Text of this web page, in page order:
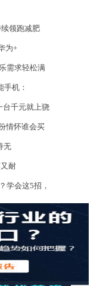
领跑减肥
为+
需求轻松满
手机：
台千元就上骁
情怀谁会买
无
耐
学会这5招，